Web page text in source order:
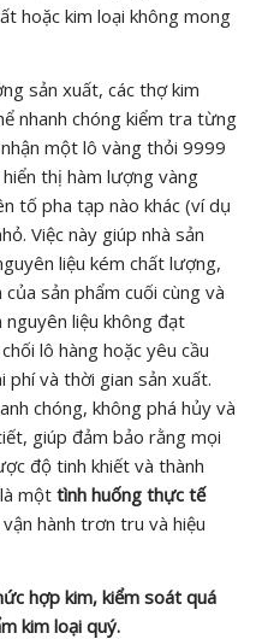
hoặc kim loại không mong
sản xuất, các thợ kim
nhanh chóng kiểm tra từng
một lô vàng thỏi 9999
thị hàm lượng vàng
tố pha tạp nào khác (ví dụ
Việc này giúp nhà sản
liệu kém chất lượng,
sản phẩm cuối cùng và
liệu không đạt
lô hàng hoặc yêu cầu
phí và thời gian sản xuất.
chóng, không phá hủy và
giúp đảm bảo rằng mọi
độ tinh khiết và thành
một tình huống thực tế
hành trơn tru và hiệu
hợp kim, kiểm soát quá
kim loại quý.